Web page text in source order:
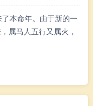
本命年。由于新的一
属马人五行又属火，